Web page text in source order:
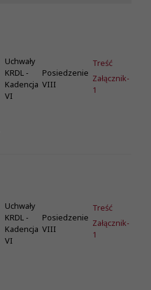
Uchwały
KRDL -
Kadencja
VI
Posiedzenie
VIII
Treść
Załącznik-
1
Uchwały
KRDL -
Kadencja
VI
Posiedzenie
VIII
Treść
Załącznik-
1